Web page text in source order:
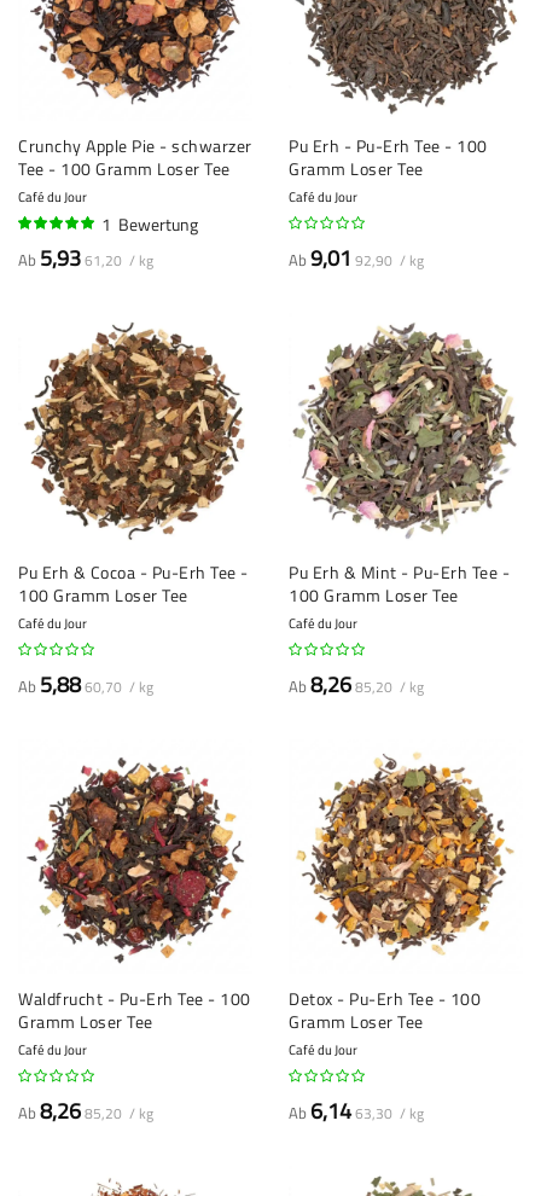
Crunchy Apple Pie - schwarzer
Tee - 100 Gramm Loser Tee
Café du Jour
1 Bewertung
Ab 5,9361,20 / kg
Pu Erh - Pu-Erh Tee - 100
Gramm Loser Tee
Café du Jour
Ab9,01 92,90 / kg
Pu Erh & Cocoa - Pu-Erh Tee -
100 Gramm Loser Tee
Café du Jour
Ab 5,8860,70 / kg
Pu Erh & Mint - Pu-Erh Tee -
100 Gramm Loser Tee
Café du Jour
Ab8,2685,20 / kg
Waldfrucht - Pu-Erh Tee - 100
Gramm Loser Tee
Café du Jour
Ab8,2685,20 / kg
Detox - Pu-Erh Tee - 100
Gramm Loser Tee
Café du Jour
Ab 6,1463,30 / kg